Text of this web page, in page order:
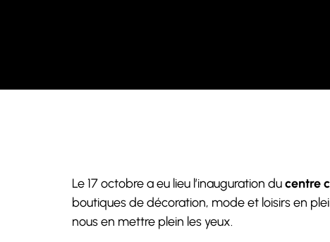
Le 17 octobre a eu lieu l’inauguration ducentre
boutiques de décoration, mode et loisirs en
nous en mettre plein les yeux.